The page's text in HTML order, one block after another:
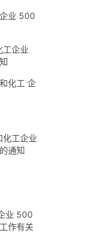
业 500
工企业
化工 企
工企业
通知
业 500
作有关